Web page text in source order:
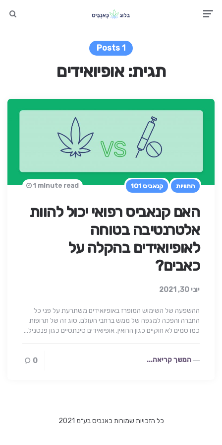
1 Posts
תגית:אופיואידים
התוויות קנאביס 101
האם קנאביס רפואי יכול להוות
אלטרנטיבה בטוחה
לאופיואידים בהקלה על
כאבים?
יוני 30, 2021
1 minute read
ההשפעה של השימוש המופרז באופיואידים משתרעת על פני כל
החברה והפכה למגפה של ממש ברחבי העולם. סוג זה של תרופות
כמו סמים לא חוקיים כגון הרואין, אופיואידים סינתטיים כגון פנטניל…
המשך קריאה... 0
כל הזכויות שמורות כאנביס בע״מ 2021